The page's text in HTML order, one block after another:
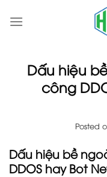
Dấu hiệu
công
Posted
Dấu hiệu bề
DDOS hay Bot